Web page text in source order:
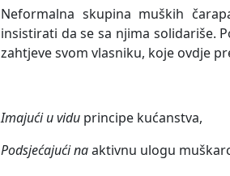
Neformalna skupina muških
insistirati da se sa njima solidariše.
zahtjeve svom vlasniku, koje ovdje
Imajući u vidu principe kućanstva,
Podsjećajući naaktivnu ulogu